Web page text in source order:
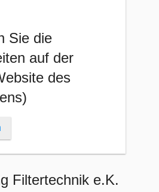
Sie die
auf der
des
Filtertechnik e.K.